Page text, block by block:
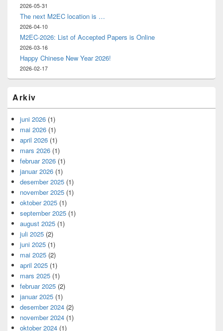
2026-05-31
The next M2EC location is …
2026-04-10
M2EC-2026: List of Accepted Papers is Online
2026-03-16
Happy Chinese New Year 2026!
2026-02-17
Arkiv
juni 2026 (1)
mai 2026 (1)
april 2026 (1)
mars 2026 (1)
februar 2026 (1)
januar 2026 (1)
desember 2025 (1)
november 2025 (1)
oktober 2025 (1)
september 2025 (1)
august 2025 (1)
juli 2025 (2)
juni 2025 (1)
mai 2025 (2)
april 2025 (1)
mars 2025 (1)
februar 2025 (2)
januar 2025 (1)
desember 2024 (2)
november 2024 (1)
oktober 2024 (1)